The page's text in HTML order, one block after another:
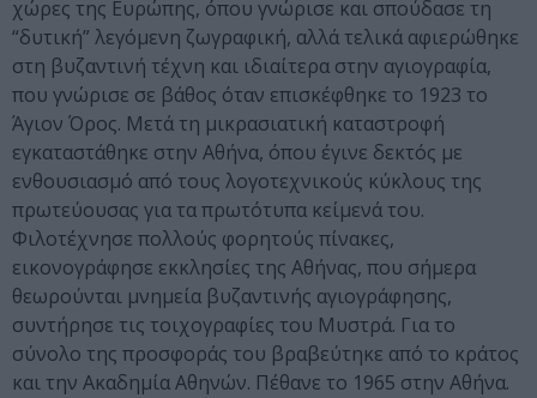
χώρες της Ευρώπης, όπου γνώρισε και σπούδασε τη
“δυτική” λεγόμενη ζωγραφική, αλλά τελικά αφιερώθηκε
στη βυζαντινή τέχνη και ιδιαίτερα στην αγιογραφία,
που γνώρισε σε βάθος όταν επισκέφθηκε το 1923 το
Άγιον Όρος. Μετά τη μικρασιατική καταστροφή
εγκαταστάθηκε στην Αθήνα, όπου έγινε δεκτός με
ενθουσιασμό από τους λογοτεχνικούς κύκλους της
πρωτεύουσας για τα πρωτότυπα κείμενά του.
Φιλοτέχνησε πολλούς φορητούς πίνακες,
εικονογράφησε εκκλησίες της Αθήνας, που σήμερα
θεωρούνται μνημεία βυζαντινής αγιογράφησης,
συντήρησε τις τοιχογραφίες του Μυστρά. Για το
σύνολο της προσφοράς του βραβεύτηκε από το κράτος
και την Ακαδημία Αθηνών. Πέθανε το 1965 στην Αθήνα.